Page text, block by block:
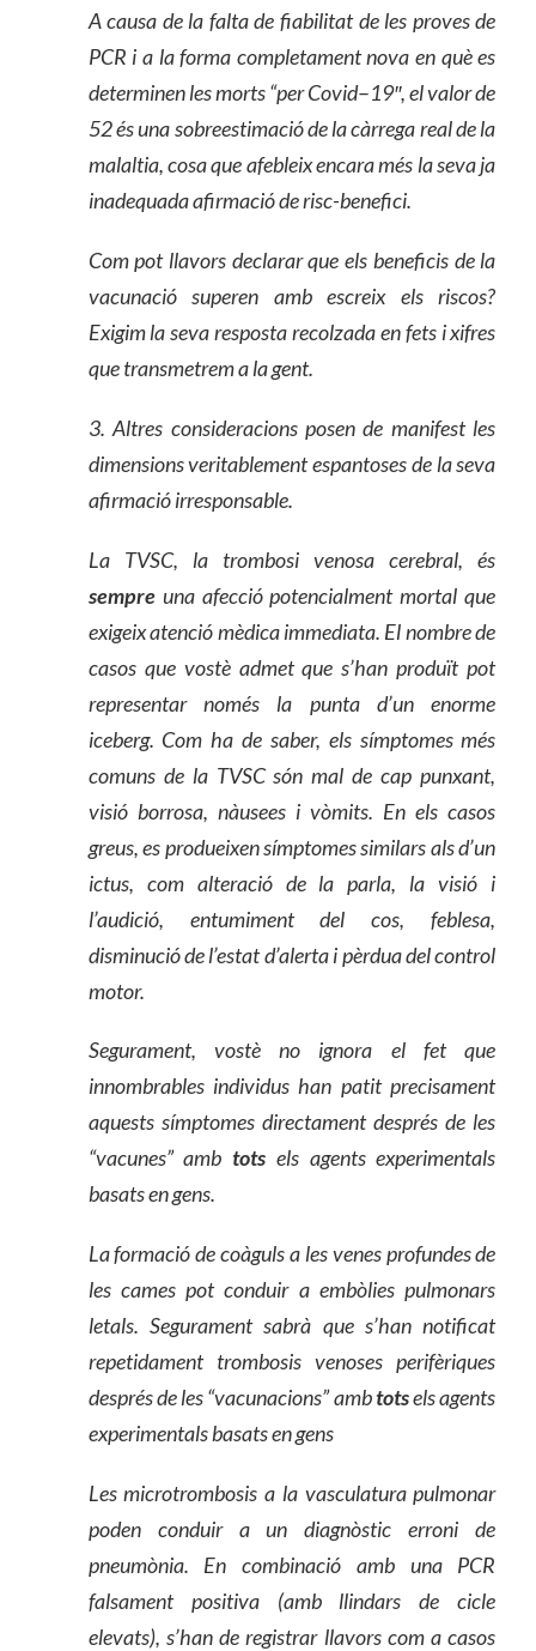
A causa de la falta de fiabilitat de les proves de
PCR i a la forma completament nova en què es
determinen les morts “per Covid–19″, el valor de
52 és una sobreestimació de la càrrega real de la
malaltia,cosaqueafebleixencara més lasevaja
inadequada afirmació de risc-benefici.
Com pot llavors declarar que els beneficis de la
vacunació superen amb escreix els riscos?
Exigim la seva resposta recolzada en fets i xifres
que transmetrem ala gent.
3. Altres consideracions posen de manifest les
dimensions veritablement espantoses de la seva
afirmació irresponsable.
La TVSC, la trombosi venosa cerebral, és
sempreuna afecció potencialment mortal que
exigeixatenció mèdica immediata. El nombre de
casos que vostè admet que s’han produït pot
representar només la punta d’un enorme
iceberg. Com ha de saber, els símptomes més
comuns de la TVSC són mal de cap punxant,
visió borrosa, nàusees i vòmits. En els casos
greus, es produeixen símptomes similars als d’un
ictus, com alteració de la parla, la visió i
l’audició, entumiment del cos,feblesa,
disminució de l’estat d’alerta i pèrdua delcontrol
motor.
Segurament, vostè no ignora el fet que
innombrables individus han patit precisament
aquests símptomes directament després de les
“vacunes” ambtots els agents experimentals
basats en gens.
La formació de coàguls a les venes profundes de
les cames pot conduir a embòlies pulmonars
letals. Segurament sabrà que s’han notificat
repetidament trombosis venoses perifèriques
després de les “vacunacions” ambtotsels agents
experimentals basats en gens
Les microtrombosisa la vasculatura pulmonar
poden conduir a un diagnòstic erroni de
pneumònia. En combinació amb una PCR
falsament positiva (amb llindars de cicle
elevats), s’han de registrar llavors com a casos